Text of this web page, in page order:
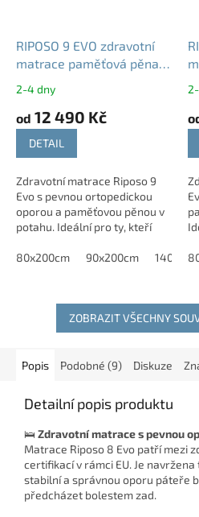
RIPOSO 9 EVO zdravotní
matrace paměťová pěna
2-4 dny
od 12 490 Kč
DETAIL
Zdravotní matrace Riposo 9
Evo s pevnou ortopedickou
oporou a paměťovou pěnou v
potahu. Ideální pro ty, kteří
podporu páteře. Matrace je...
80x200cm 90x200cm
ZOBRAZIT VŠECHNY
Popis Podobné (9) Diskuze
Detailní popis produktu
🛌 Zdravotní matrace s pevnou
Matrace Riposo 8 Evo patří mezi
certifikací v rámci EU. Je
stabilní a správnou oporu páteře
předcházet bolestem zad.